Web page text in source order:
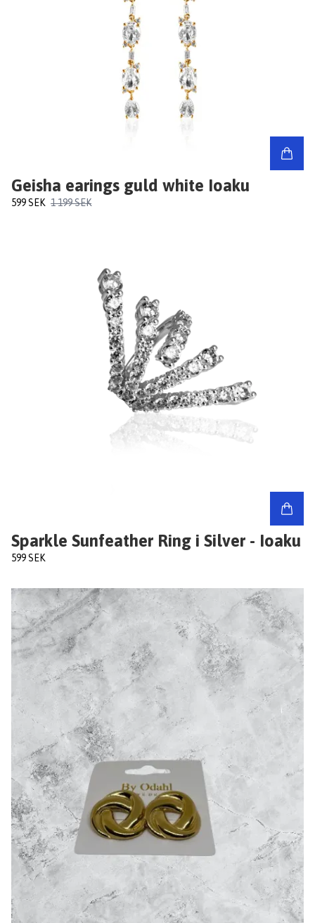
Geisha earings guld white Ioaku
599 SEK 1 199 SEK
Sparkle Sunfeather Ring i Silver - Ioaku
599 SEK